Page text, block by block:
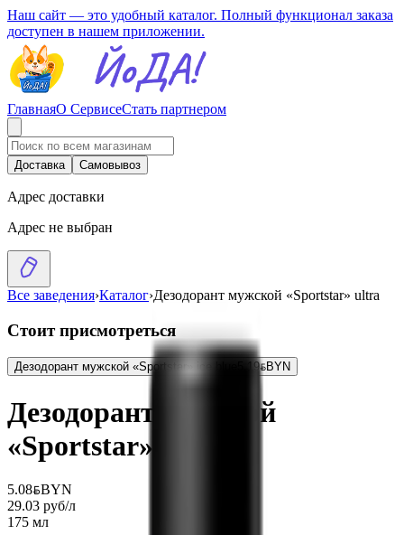
Наш сайт — это удобный каталог. Полный функционал заказа
доступен в нашем приложении.
ГлавнаяО СервисеСтать партнером
Доставка Самовывоз
Адрес доставки
Адрес не выбран
Все заведения›Каталог›Дезодорант мужской «Sportstar» ultra
Стоит присмотреться
Дезодорант мужской «Sportstar» ice blue 5.19BYNBYN
Дезодорант мужской
«Sportstar» ultra
5.08BYNBYN
29.03 руб/л
175 мл